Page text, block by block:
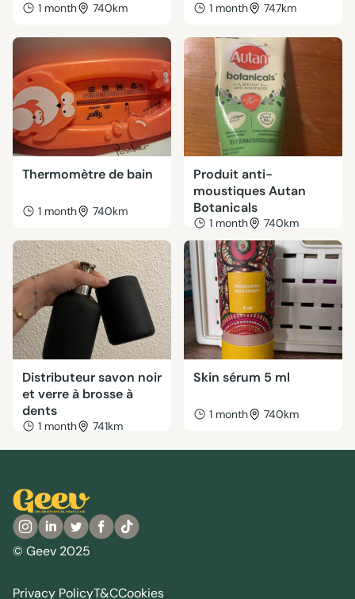
1 month 740km 1 month 747km
Thermomètre de bain
1 month 740km
Produit anti-
moustiques Autan
Botanicals
1 month 740km
Distributeur savon noir
et verre à brosse à
dents
1 month 741km
Skin sérum 5 ml
1 month 740km
© Geev 2025
Privacy PolicyT&CCookies